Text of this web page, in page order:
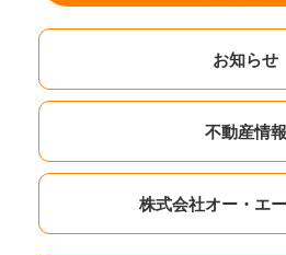
お知らせ
不動産情報
株式会社オー・エ